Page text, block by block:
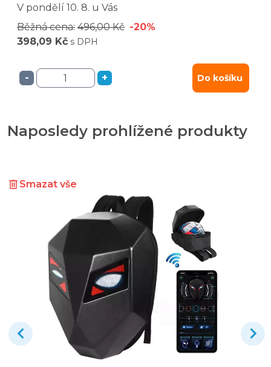
V pondělí 10. 8. u Vás
Běžná cena: 496,00 Kč -20%
398,09 Kč s DPH
- + Do košíku
Naposledy prohlížené produkty
Smazat vše